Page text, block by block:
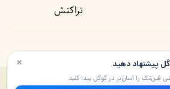
تراکنش
حقوق برای راه پرداخت و موسسه شبکه عصر تراکنش
× پیشنهاد دهید
فین‌تک را آسان‌تر در گوگل پیدا کنید